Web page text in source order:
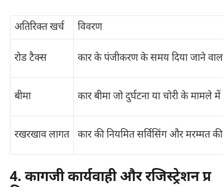
अतिरिक्त खर्च विवरण
रोड टैक्स कार के पंजीकरण के समय दिया जाने
बीमा कार बीमा जो दुर्घटना या चोरी के मामले
रखरखाव लागत कार की नियमित सर्विसिंग और मरम्मत
4. कागजी कार्यवाही और रजिस्ट्रेशन प्र